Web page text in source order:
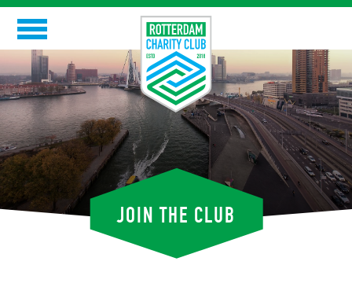
Skip
to
content
RCC
GOEDE DOELEN
RCC-ERS
EVENTS
NIEUWS
JOIN THE CLUB